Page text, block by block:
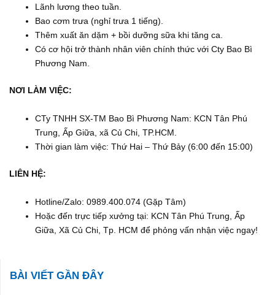
Lãnh lương theo tuần.
Bao cơm trưa (nghỉ trưa 1 tiếng).
Thêm xuất ăn dặm + bồi dưỡng sữa khi tăng ca.
Có cơ hội trở thành nhân viên chính thức với Cty Bao Bì
Phương Nam.
NƠI LÀM VIỆC:
CTy TNHH SX-TM Bao Bì Phương Nam: KCN Tân Phú
Trung, Ấp Giữa, xã Củ Chi, TP.HCM.
Thời gian làm việc: Thứ Hai – Thứ Bảy (6:00 đến 15:00)
LIÊN HỆ:
Hotline/Zalo: 0989.400.074 (Gặp Tâm)
Hoặc đến trực tiếp xưởng tại: KCN Tân Phú Trung, Ấp
Giữa, Xã Củ Chi, Tp. HCM để phỏng vấn nhận việc ngay!
BÀI VIẾT GẦN ĐÂY